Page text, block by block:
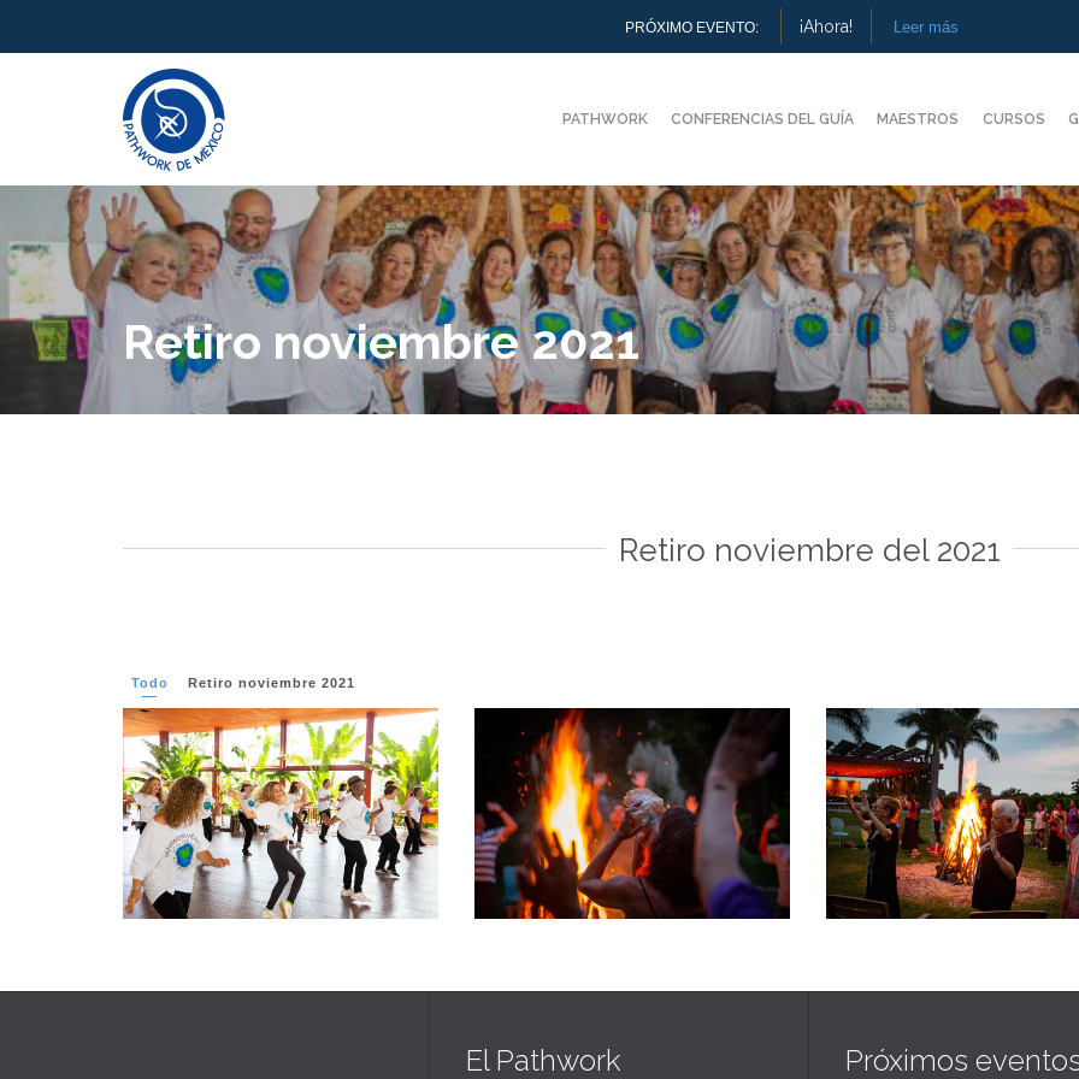
PRÓXIMO EVENTO: ¡Ahora! Leer más
PATHWORK CONFERENCIAS DEL GUÍA MAESTROS CURSOS
Retiro noviembre 2021
Retiro noviembre del 2021
Todo Retiro noviembre 2021
Ver más Ver más Ver más
El Pathwork Próximos